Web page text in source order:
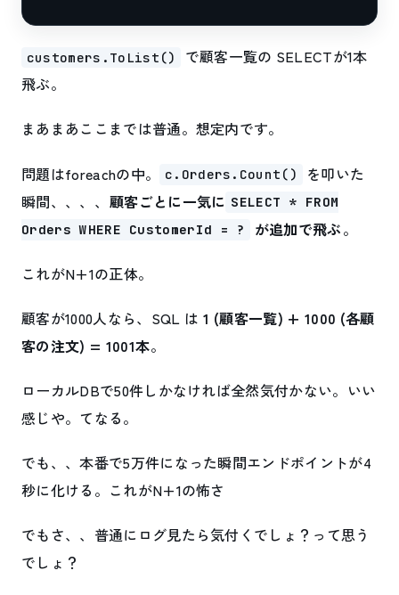
customers.ToList()
で顧客一覧の SELECTが1本
飛ぶ。
まあまあここまでは普通。想定内です。
問題はforeachの中。 c.Orders.Count()
を叩いた
瞬間、、、、 顧客ごとに一気に SELECT * FROM
Orders WHERE CustomerId = ?
が追加で飛ぶ。
これがN+1の正体。
顧客が1000人なら、SQL は 1 (顧客一覧) + 1000 (各顧
客の注文) = 1001本。
ローカルDBで50件しかなければ全然気付かない。いい
感じや。てなる。
でも、、本番で5万件になった瞬間エンドポイントが4
秒に化ける。これがN+1の怖さ
でもさ、、普通にログ見たら気付くでしょ？って思う
でしょ？